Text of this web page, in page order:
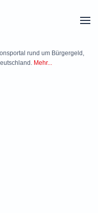
rund um Bürgergeld,
Mehr...